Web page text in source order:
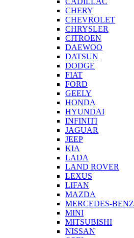
CHERY
CHEVROLET
CHRYSLER
CITROEN
DAEWOO
DATSUN
DODGE
FIAT
FORD
GEELY
HONDA
HYUNDAI
INFINITI
JAGUAR
JEEP
KIA
LADA
LAND ROVER
LEXUS
LIFAN
MAZDA
MERCEDES-BENZ
MINI
MITSUBISHI
NISSAN